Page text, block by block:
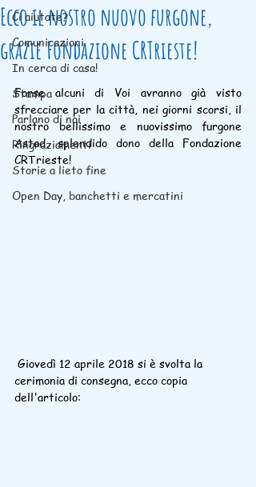
Ci aiutate?
Comunicazioni
In cerca di casa!
Stampa
Parlano di noi
Ringraziamenti
Storie a lieto fine
Open Day, banchetti e mercatini
Ecco il nostro nuovo furgone,
grazie Fondazione CRTrieste!
Forse alcuni di Voi avranno già visto
sfrecciare per la città, nei giorni scorsi, il
nostro bellissimo e nuovissimo furgone
Astad, splendido dono della Fondazione
CRTrieste!
cerimonia di consegna, ecco copia
dell'articolo: